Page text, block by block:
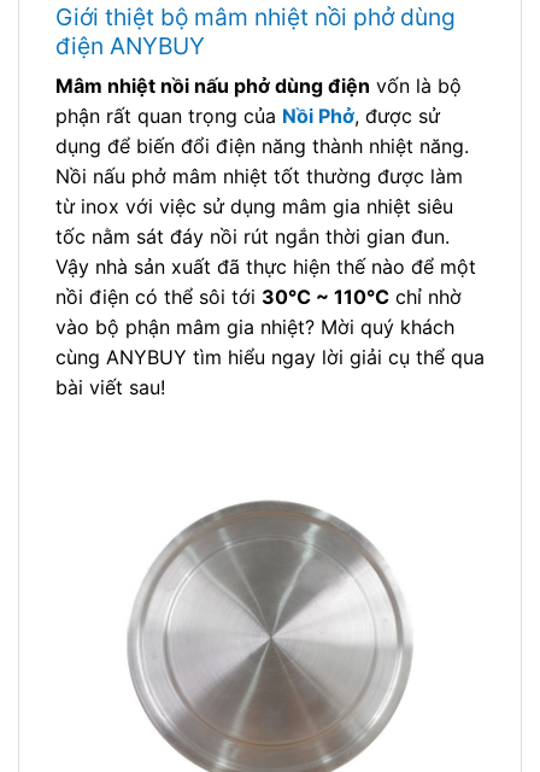
Giới thiệt bộ mâm nhiệt nồi phở dùng
điện ANYBUY
Mâm nhiệt nồi nấu phở dùng điện vốn là bộ
phận rất quan trọng của Nồi Phở, được sử
dụng để biến đổi điện năng thành nhiệt năng.
Nồi nấu phở mâm nhiệt tốt thường được làm
từ inox với việc sử dụng mâm gia nhiệt siêu
tốc nằm sát đáy nồi rút ngắn thời gian đun.
Vậy nhà sản xuất đã thực hiện thế nào để một
nồi điện có thể sôi tới 30℃ ~ 110℃ chỉ nhờ
vào bộ phận mâm gia nhiệt? Mời quý khách
cùng ANYBUY tìm hiểu ngay lời giải cụ thể qua
bài viết sau!